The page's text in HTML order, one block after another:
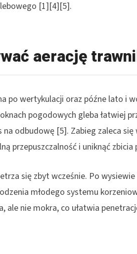
[1][4][5].
aerację
po wertykulacji oraz późne lato i
pogodowych gleba łatwiej
odbudowę [5]. Zabieg zaleca
przepuszczalność i uniknąć zbicia
się zbyt wcześnie. Po
młodego systemu
ale nie mokra, co ułatwia